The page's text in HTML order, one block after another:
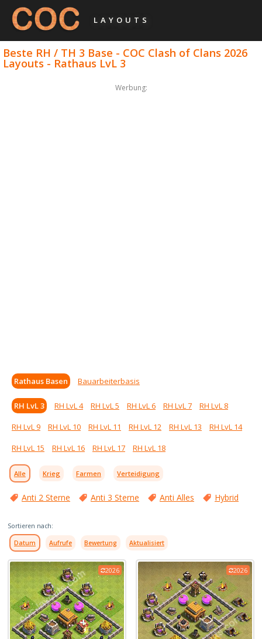
LAYOUTS
Beste RH / TH 3 Base - COC Clash of Clans 2026
Layouts - Rathaus LvL 3
Werbung:
Rathaus Basen Bauarbeiterbasis
RH LvL 3 RH LvL 4 RH LvL 5 RH LvL 6 RH LvL 7
RH LvL 8
RH LvL 9
RH LvL 10 RH LvL 11 RH LvL 12 RH LvL 13
RH LvL 14
RH LvL 15
RH LvL 16 RH LvL 17 RH LvL 18
Alle Krieg Farmen Verteidigung
Anti 2 Sterne Anti 3 Sterne Anti Alles Hybrid
Sortieren nach:
Datum Aufrufe Bewertung Aktualisiert
2026 2026